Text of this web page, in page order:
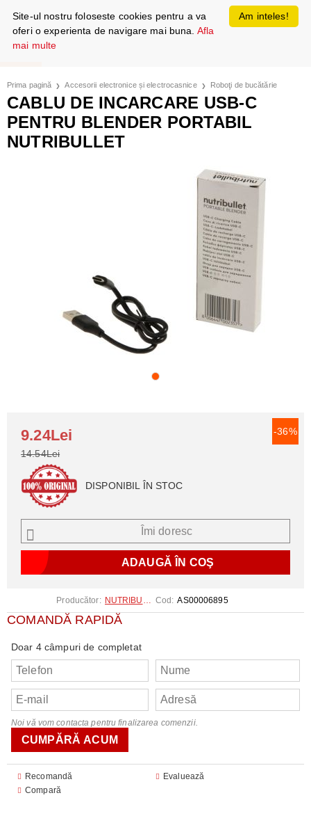
Prima pagină Accesorii electronice și electrocasnice Roboţi de bucătărie
CABLU DE INCARCARE USB-C
PENTRU BLENDER PORTABIL
NUTRIBULLET
Producător: NUTRIBULLET Cod: AS00006895
COMANDĂ RAPIDĂ
Doar 4 câmpuri de completat
Noi vă vom contacta pentru finalizarea comenzii.
Recomandă
Evaluează
Compară
-36%
9.24Lei
14.54Lei
DISPONIBIL ÎN STOC
Îmi doresc
Am inteles!
Site-ul nostru foloseste cookies pentru a va
oferi o experienta de navigare mai buna. Afla
mai multe